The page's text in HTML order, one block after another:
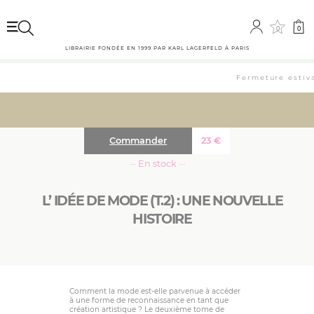
0 0
LIBRAIRIE FONDÉE EN 1999 PAR KARL LAGERFELD À PARIS
Fermeture
L’ IDÉE DE MODE (T.2) : UNE NOUVELLE
HISTOIRE
23 €
Commander
··· En stock ···
Comment la mode est-elle parvenue à accéder
à une forme de reconnaissance en tant que
création artistique ? Le deuxième tome de